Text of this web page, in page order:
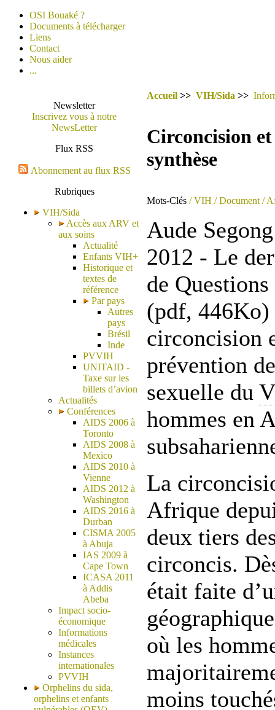
OSI Bouaké ?
Documents à télécharger
Liens
Contact
Nous aider
...
Newsletter
Inscrivez vous à notre
NewsLetter
Flux RSS
Abonnement au flux RSS
Rubriques
VIH/Sida
Accès aux ARV et
aux soins
Actualité
Enfants VIH+
Historique et
textes de
référence
Par pays
Autres
pays
Brésil
Inde
PVVIH
UNITAID -
Taxe sur les
billets d’avion
Actualités
Conférences
AIDS 2006 à
Toronto
AIDS 2008 à
Mexico
AIDS 2010 à
Vienne
AIDS 2012 à
Washington
AIDS 2016 à
Durban
CISMA 2005
à Abuja
IAS 2009 à
Cape Town
ICASA 2011
à Addis
Abeba
Impact socio-
économique
Informations
médicales
Instances
internationales
PVVIH
Orphelins du sida,
orphelins et enfants
Accueil >> VIH/Sida >>
Circoncision
synthèse
Mots-Clés / VIH / Document /
Aude
2012 - Le
de
(pdf, 446Ko)
circoncision
prévention
sexuelle du
hommes en
La
Afrique
deux tiers
circoncis.
était faite
où les
moins